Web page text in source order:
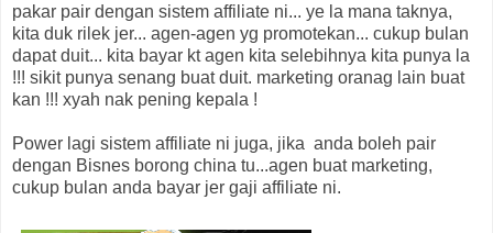
pakar pair dengan sistem affiliate ni... ye la mana taknya,
kita duk rilek jer... agen-agen yg promotekan... cukup bulan
dapat duit... kita bayar kt agen kita selebihnya kita punya la
!!! sikit punya senang buat duit. marketing oranag lain buat
kan !!! xyah nak pening kepala !
Power lagi sistem affiliate ni juga, jika anda boleh pair
dengan Bisnes borong china tu...agen buat marketing,
cukup bulan anda bayar jer gaji affiliate ni.